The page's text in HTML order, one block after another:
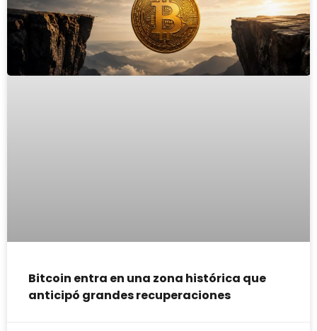
Bitcoin entra en una zona histórica que
anticipó grandes recuperaciones